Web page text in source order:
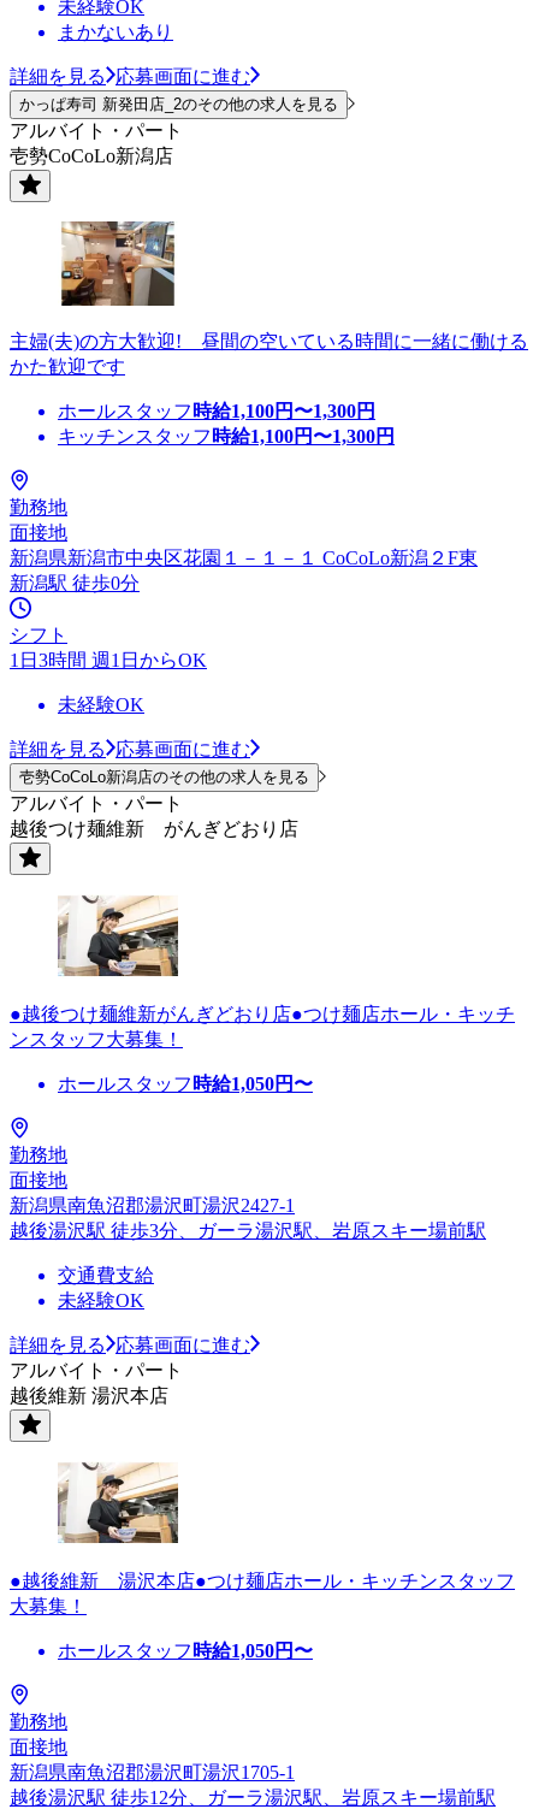
未経験OK
まかないあり
詳細を見る 応募画面に進む
かっぱ寿司 新発田店_2のその他の求人を見る
アルバイト・パート
壱勢CoCoLo新潟店
主婦(夫)の方大歓迎! 昼間の空いている時間に一緒に働ける
かた歓迎です
ホールスタッフ 時給1,100円〜1,300円
キッチンスタッフ 時給1,100円〜1,300円
勤務地
面接地
新潟県新潟市中央区花園１－１－１ CoCoLo新潟２F東
新潟駅 徒歩0分
シフト
1日3時間 週1日からOK
未経験OK
詳細を見る 応募画面に進む
壱勢CoCoLo新潟店のその他の求人を見る
アルバイト・パート
越後つけ麺維新 がんぎどおり店
●越後つけ麺維新がんぎどおり店●つけ麺店ホール・キッチ
ンスタッフ大募集！
ホールスタッフ 時給1,050円〜
勤務地
面接地
新潟県南魚沼郡湯沢町湯沢2427-1
越後湯沢駅 徒歩3分、ガーラ湯沢駅、岩原スキー場前駅
交通費支給
未経験OK
詳細を見る
応募画面に進む
アルバイト・パート
越後維新 湯沢本店
●越後維新 湯沢本店●つけ麺店ホール・キッチンスタッフ
大募集！
ホールスタッフ 時給1,050円〜
勤務地
面接地
新潟県南魚沼郡湯沢町湯沢1705-1
越後湯沢駅 徒歩12分、ガーラ湯沢駅、岩原スキー場前駅